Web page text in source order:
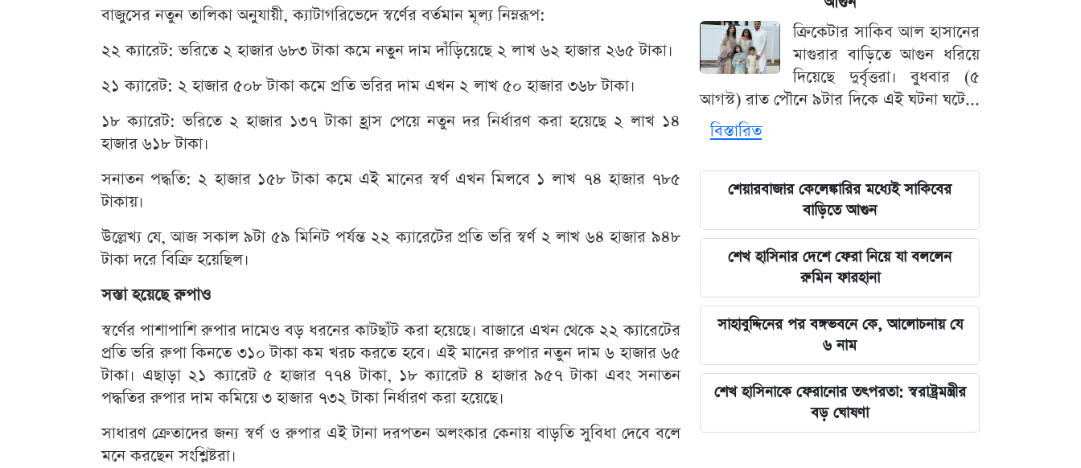
বাজুসের নতুন তালিকা অনুযায়ী, ক্যাটাগরিভেদে স্বর্ণের বর্তমান মূল্য নিম্নরূপ:
২২ ক্যারেট: ভরিতে ২ হাজার ৬৮৩ টাকা কমে নতুন দাম দাঁড়িয়েছে ২ লাখ ৬২ হাজার ২৬৫ টাকা।
২১ ক্যারেট: ২ হাজার ৫০৮ টাকা কমে প্রতি ভরির দাম এখন ২ লাখ ৫০ হাজার ৩৬৮ টাকা।
১৮ ক্যারেট: ভরিতে ২ হাজার ১৩৭ টাকা হ্রাস পেয়ে নতুন দর নির্ধারণ করা হয়েছে ২ লাখ ১৪
হাজার ৬১৮ টাকা।
সনাতন পদ্ধতি: ২ হাজার ১৫৮ টাকা কমে এই মানের স্বর্ণ এখন মিলবে ১ লাখ ৭৪ হাজার ৭৮৫
টাকায়।
উল্লেখ্য যে, আজ সকাল ৯টা ৫৯ মিনিট পর্যন্ত ২২ ক্যারেটের প্রতি ভরি স্বর্ণ ২ লাখ ৬৪ হাজার ৯৪৮
টাকা দরে বিক্রি হয়েছিল।
সস্তা হয়েছে রুপাও
স্বর্ণের পাশাপাশি রুপার দামেও বড় ধরনের কাটছাঁট করা হয়েছে। বাজারে এখন থেকে ২২ ক্যারেটের
প্রতি ভরি রুপা কিনতে ৩১০ টাকা কম খরচ করতে হবে। এই মানের রুপার নতুন দাম ৬ হাজার ৬৫
টাকা। এছাড়া ২১ ক্যারেট ৫ হাজার ৭৭৪ টাকা, ১৮ ক্যারেট ৪ হাজার ৯৫৭ টাকা এবং সনাতন
পদ্ধতির রুপার দাম কমিয়ে ৩ হাজার ৭৩২ টাকা নির্ধারণ করা হয়েছে।
সাধারণ ক্রেতাদের জন্য স্বর্ণ ও রুপার এই টানা দরপতন অলংকার কেনায় বাড়তি সুবিধা দেবে বলে
মনে করছেন সংশ্লিষ্টরা।
ক্রিকেটার সাকিব আল হাসানের
মাগুরার বাড়িতে আগুন ধরিয়ে
দিয়েছে দুর্বৃত্তরা। বুধবার (৫
আগস্ট) রাত পৌনে ৯টার দিকে এই ঘটনা ঘটে...
বিস্তারিত
শেয়ারবাজার কেলেঙ্কারির মধ্যেই সাকিবের
বাড়িতে আগুন
শেখ হাসিনার দেশে ফেরা নিয়ে যা বললেন
রুমিন ফারহানা
সাহাবুদ্দিনের পর বঙ্গভবনে কে, আলোচনায় যে
৬ নাম
শেখ হাসিনাকে ফেরানোর তৎপরতা: স্বরাষ্ট্রমন্ত্রীর
বড় ঘোষণা